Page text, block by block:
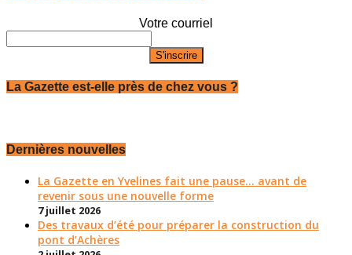
Votre courriel
La Gazette est-elle près de chez vous ?
Dernières nouvelles
La Gazette en Yvelines fait une pause... avant de
revenir sous une nouvelle forme
7 juillet 2026
Des travaux d’été pour préparer la construction du
pont d’Achères